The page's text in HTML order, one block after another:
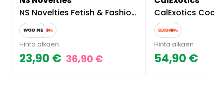
NS Novelties Fetish & Fashion Jezebel Kaulapanta
Hinta alkaen
23,90 € 36,90 €
CalExotics Cocky
Hinta alkaen
54,90 €